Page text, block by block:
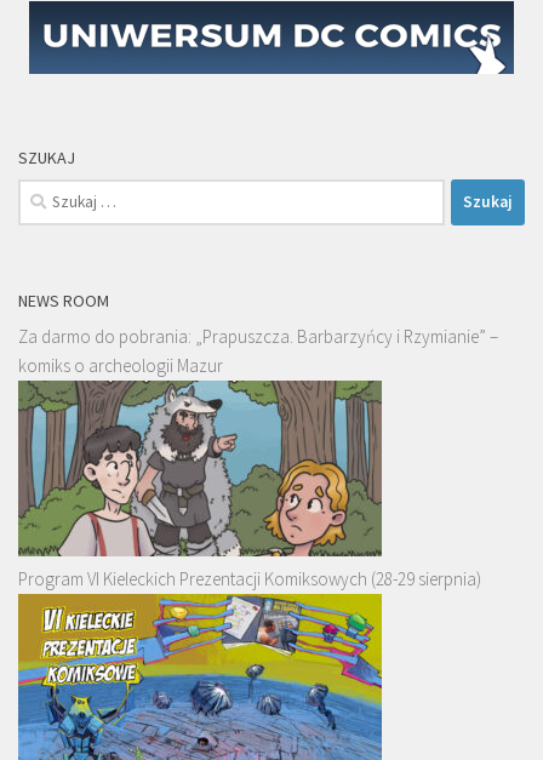
SZUKAJ
Szukaj:
NEWS ROOM
Za darmo do pobrania: „Prapuszcza. Barbarzyńcy i Rzymianie” –
komiks o archeologii Mazur
Program VI Kieleckich Prezentacji Komiksowych (28-29 sierpnia)